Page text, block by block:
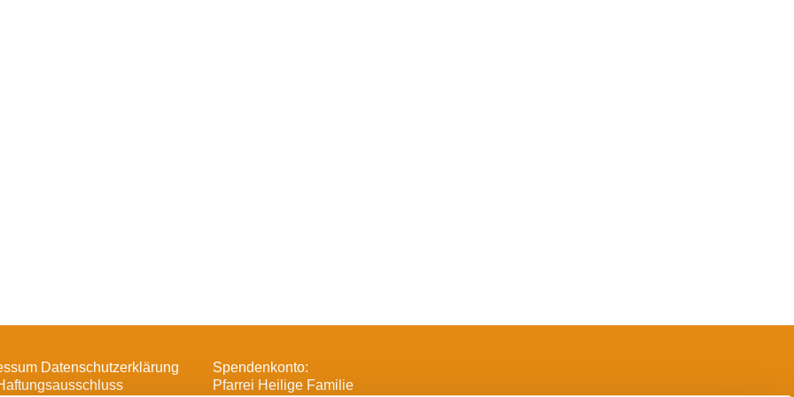
Datenschutzerklärung
Spendenkonto:
Pfarrei Heilige Familie